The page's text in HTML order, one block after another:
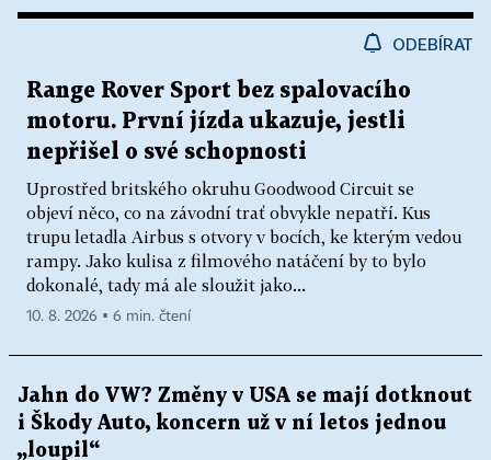
ODEBÍRAT
Range Rover Sport bez spalovacího
motoru. První jízda ukazuje, jestli
nepřišel o své schopnosti
Uprostřed britského okruhu Goodwood Circuit se
objeví něco, co na závodní trať obvykle nepatří. Kus
trupu letadla Airbus s otvory v bocích, ke kterým vedou
rampy. Jako kulisa z filmového natáčení by to bylo
dokonalé, tady má ale sloužit jako...
10. 8. 2026 ▪ 6 min. čtení
Jahn do VW? Změny v USA se mají dotknout
i Škody Auto, koncern už v ní letos jednou
„loupil“